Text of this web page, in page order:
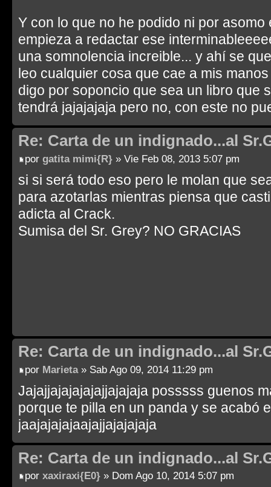
Y con lo que no he podido ni por
empieza a redactar ese
una somnolencia increible... y ahí se
leo cualquier cosa que cae a mis
digo por soponcio que sea un libro que
tendrá jajajajaja pero no, con este no
Re: Carta de un indignado...al
por gatita mimi{R} » Vie Feb 08, 2013 5:07 pm
si si será todo eso pero le molan que
para azotarlas mientras piensa que
adicta al Crack.
Sumisa del Sr. Grey? NO GRACIAS
Re: Carta de un indignado...al
por Marieta» Sab Ago 09, 2014 11:29 pm
Jajajjajajajajajjajajaja posssss guenos
porque te pilla en un panda y se acabó
jaajajajajaajajjajajajaja
Re: Carta de un indignado...al
por xaxiraxi{E0} » Dom Ago 10, 2014 5:07 pm